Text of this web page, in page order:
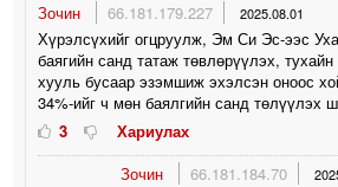
Зочин
66.181.179.227 2025.08.01
Хүрэлсүхийг огцруулж, Эм Си Эс-ээс
баягийн санд татаж төвлөрүүлэх,
хууль бусаар эзэмшиж эхэлсэн оноос
34%-ийг ч мөн баялгийн санд төлүүлэх
3
Хариулах
Зочин
66.181.184.70